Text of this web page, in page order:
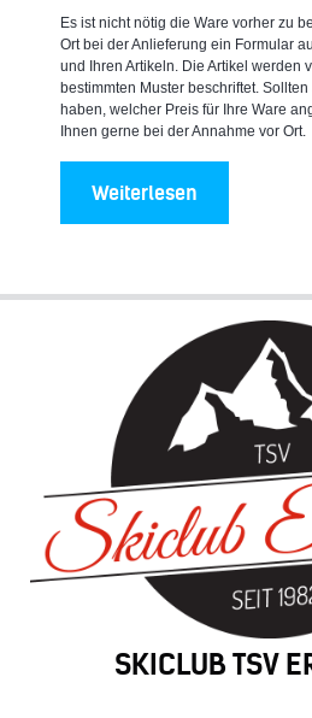
Es ist nicht nötig die Ware vorher zu
Ort bei der Anlieferung ein Formular
und Ihren Artikeln. Die Artikel werden
bestimmten Muster beschriftet.
haben, welcher Preis für Ihre Ware
Ihnen gerne bei der Annahme vor Ort.
Weiterlesen
SKICLUB TSV